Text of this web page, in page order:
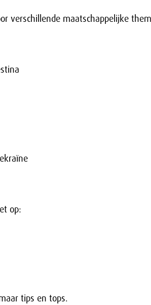
verschillende maatschappelijke
op:
tips en tops.